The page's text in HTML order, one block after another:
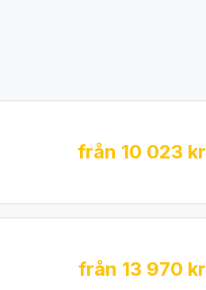
från 10 023 kr
från 13 970 kr